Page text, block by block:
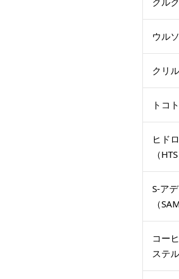
ウル
クリ
トコ
ヒド
（HTS
S-ア
（
コー
ステ